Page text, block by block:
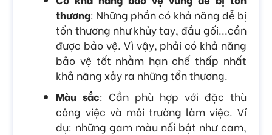
thương: Những phần có khả năng dễ bị
tổn thương như khủy tay, đầu gối...cần
được bảo vệ. Vì vậy, phải có khả năng
bảo vệ tốt nhằm hạn chế thấp nhất
khả năng xảy ra những tổn thương.
Màu sắc: Cần phù hợp với đặc thù
công việc và môi trường làm việc. Ví
dụ: những gam màu nổi bật như cam,